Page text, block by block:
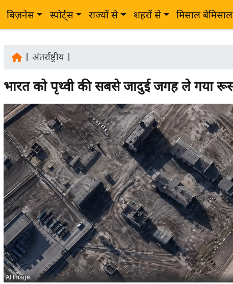
बिज़नेस स्पोर्ट्स राज्यों से शहरों से मिसाल बेमिसाल
अंतर्राष्ट्रीय|
भारत को पृथ्वी की सबसे जादुई जगह ले गया
AI Image